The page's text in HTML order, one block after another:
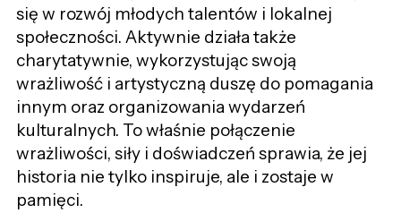
się w rozwój młodych talentów i lokalnej
społeczności. Aktywnie działa także
charytatywnie, wykorzystując swoją
wrażliwość i artystyczną duszę do pomagania
innym oraz organizowania wydarzeń
kulturalnych. To właśnie połączenie
wrażliwości, siły i doświadczeń sprawia, że jej
historia nie tylko inspiruje, ale i zostaje w
pamięci.